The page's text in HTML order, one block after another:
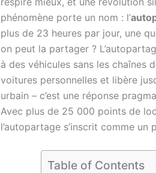
phénomène porte un nom : l’
plus de 23 heures par jour, une
on peut la partager ?
à des véhicules sans les chaînes
voitures personnelles et libère
urbain – c’est une réponse
Avec plus de 25 000 points de
l’autopartage s’inscrit comme un
Table of Contents